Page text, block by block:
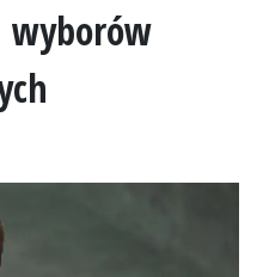
wyborów